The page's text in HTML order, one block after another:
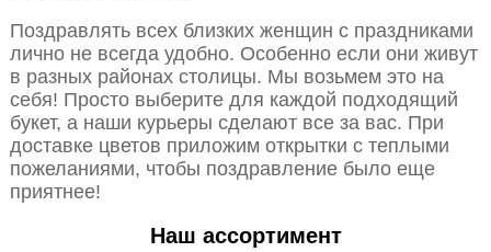
Поздравлять всех близких женщин с праздниками
лично не всегда удобно. Особенно если они живут
в разных районах столицы. Мы возьмем это на
себя! Просто выберите для каждой подходящий
букет, а наши курьеры сделают все за вас. При
доставке цветов приложим открытки с теплыми
пожеланиями, чтобы поздравление было еще
приятнее!
Наш ассортимент